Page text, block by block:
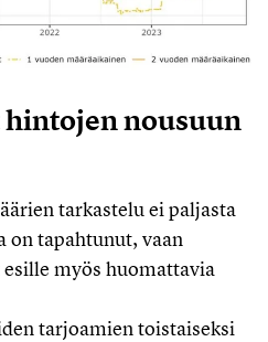
nousuun
tarkastelu ei paljasta
on tapahtunut, vaan
myös huomattavia
tarjoamien toistaiseksi